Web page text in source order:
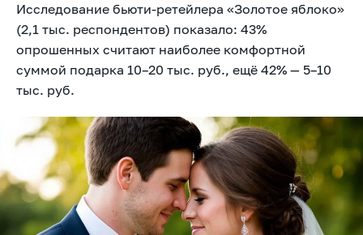
Исследование бьюти-ретейлера «Золотое яблоко»
(2,1 тыс. респондентов) показало: 43%
опрошенных считают наиболее комфортной
суммой подарка 10–20 тыс. руб., ещё 42% — 5–10
тыс. руб.